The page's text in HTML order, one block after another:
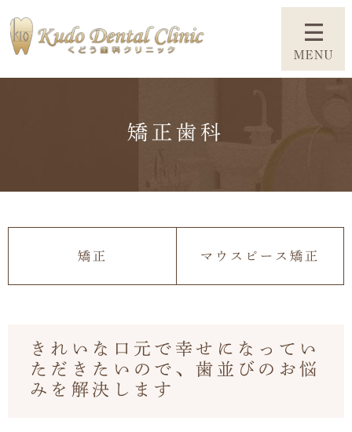
矯正歯科
矯正 マウスピース矯正
きれいな口元で幸せになってい
ただきたいので、歯並びのお悩
みを解決します